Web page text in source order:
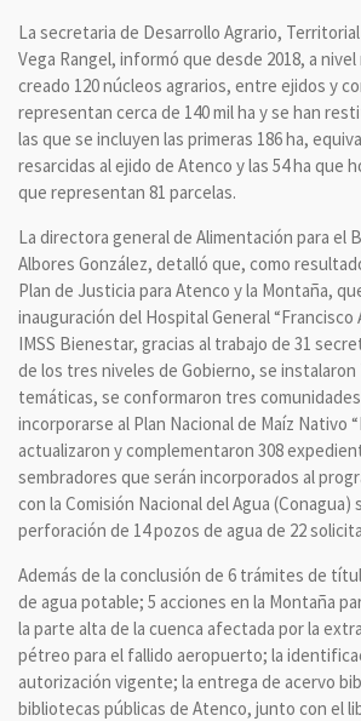
La secretaria de Desarrollo Agrario,
Vega Rangel, informó que desde 2018, a
creado 120 núcleos agrarios, entre ejidos y
representan cerca de 140 mil ha y se han
las que se incluyen las primeras 186 ha,
resarcidas al ejido de Atenco y las 54 ha que
que representan 81 parcelas.
La directora general de Alimentación para el
Albores González, detalló que, como
Plan de Justicia para Atenco y la Montaña,
inauguración del Hospital General “Francisco
IMSS Bienestar, gracias al trabajo de 31
de los tres niveles de Gobierno, se instalaron
temáticas, se conformaron tres
incorporarse al Plan Nacional de Maíz Nativo
actualizaron y complementaron 308
sembradores que serán incorporados al
con la Comisión Nacional del Agua (Conagua)
perforación de 14 pozos de agua de 22
Además de la conclusión de 6 trámites de
de agua potable; 5 acciones en la Montaña
la parte alta de la cuenca afectada por la
pétreo para el fallido aeropuerto; la
autorización vigente; la entrega de acervo
bibliotecas públicas de Atenco, junto con el